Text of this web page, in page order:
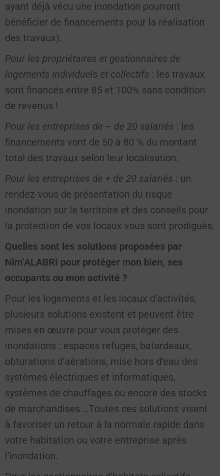
ayant déjà vécu une inondation pourront
bénéficier de financements pour la réalisation
des travaux).
Pour les propriétaires et gestionnaires de
logements individuels et collectifs : les travaux
sont financés entre 85 et 100% sans condition
de revenus !
Pour les entreprises de – de 20 salariés : les
financements vont de 50 à 80 % du montant
total des travaux selon leur localisation.
Pour les entreprises de + de 20 salariés : un
rendez-vous de présentation du risque
inondation sur le territoire et des conseils pour
la protection de vos locaux vous sont prodigués.
Quelles sont les solutions proposées par
Nîm’ALABRI pour protéger mon bien, ses
occupants ou mon activité ?
Pour les logements et les locaux d’activités,
plusieurs solutions existent et peuvent être
mises en œuvre pour vous protéger des
inondations : espaces refuges, batardeaux,
obturations d’aérations, mise hors d’eau des
systèmes électriques et informatiques,
systèmes de chauffages ou encore des stocks
de marchandises …Toutes ces solutions visent
à favoriser un retour à la normale rapide dans
votre habitation ou votre entreprise après
l’inondation.